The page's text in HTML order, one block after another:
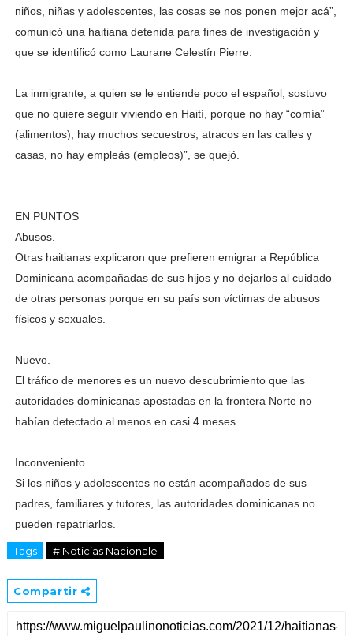
niños, niñas y adoles­centes, las cosas se nos po­nen mejor acá”,
comunicó una haitiana detenida para fines de investigación y
que se identificó como Laurane Celestín Pierre.
La inmigrante, a quien se le entiende poco el espa­ñol, sostuvo
que no quie­re seguir viviendo en Haití, porque no hay “comía”
(ali­mentos), hay muchos se­cuestros, atracos en las ca­lles y
casas, no hay empleás (empleos)”, se quejó.
EN PUNTOS
Abusos.
Otras haitianas explica­ron que prefieren emi­grar a República
Domi­nicana acompañadas de sus hijos y no dejarlos al cuidado
de otras per­sonas porque en su país son víctimas de abusos
físicos y sexuales.
Nuevo.
El tráfico de menores es un nuevo descubrimien­to que las
autoridades dominicanas apostadas en la frontera Norte no
habían detectado al me­nos en casi 4 meses.
Inconveniento.
Si los niños y adolescen­tes no están acompaña­dos de sus
padres, fami­liares y tutores, las auto­ridades dominicanas no
pueden repatriarlos.
Tags # Noticias Nacionale
Compartir